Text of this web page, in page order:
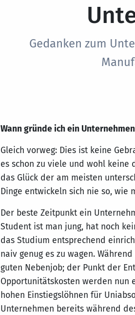
Gedanken zum
Wann gründe ich ein
Gleich vorweg: Dies ist keine
es schon zu viele und wohl keine
das Glück der am meisten
Dinge entwickeln sich nie so, wie
Der beste Zeitpunkt ein
Student ist man jung, hat noch
das Studium entsprechend
naiv genug es zu wagen.
guten Nebenjob; der Punkt der
Opportunitätskosten werden nun
hohen Einstiegslöhnen für
Unternehmen bereits während